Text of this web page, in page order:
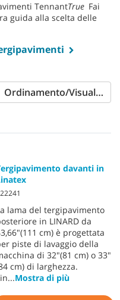
TennantTrue Fai
guida alla scelta delle
Ordinamento/
davanti in
lama del tergipavimento
in LINARD da
cm) è progettata
piste di lavaggio della
di 32"(81 cm) o 33"
cm) di larghezza.
...Mostra di più